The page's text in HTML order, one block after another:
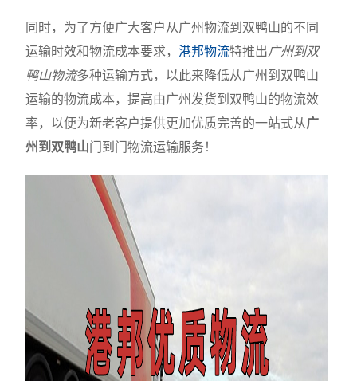
同时，为了方便广大客户从广州物流到双鸭山的不同
运输时效和物流成本要求，港邦物流特推出广州到双
鸭山物流多种运输方式，以此来降低从广州到双鸭山
运输的物流成本，提高由广州发货到双鸭山的物流效
率，以便为新老客户提供更加优质完善的一站式从广
州到双鸭山门到门物流运输服务！